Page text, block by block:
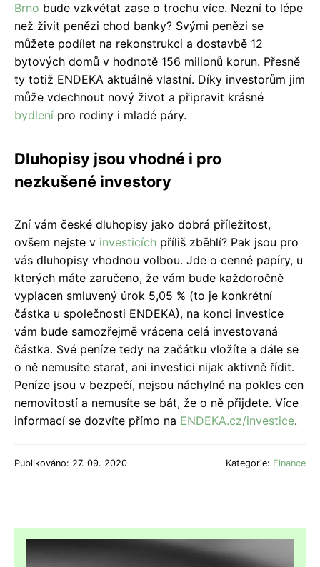
Brno bude vzkvétat zase o trochu více. Nezní to lépe
než živit penězi chod banky? Svými penězi se
můžete podílet na rekonstrukci a dostavbě 12
bytových domů v hodnotě 156 milionů korun. Přesně
ty totiž ENDEKA aktuálně vlastní. Díky investorům jim
může vdechnout nový život a připravit krásné
bydlení pro rodiny i mladé páry.
Dluhopisy jsou vhodné i pro
nezkušené investory
Zní vám české dluhopisy jako dobrá příležitost,
ovšem nejste v investicích příliš zběhlí? Pak jsou pro
vás dluhopisy vhodnou volbou. Jde o cenné papíry, u
kterých máte zaručeno, že vám bude každoročně
vyplacen smluvený úrok 5,05 % (to je konkrétní
částka u společnosti ENDEKA), na konci investice
vám bude samozřejmě vrácena celá investovaná
částka. Své peníze tedy na začátku vložíte a dále se
o ně nemusíte starat, ani investici nijak aktivně řídit.
Peníze jsou v bezpečí, nejsou náchylné na pokles cen
nemovitostí a nemusíte se bát, že o ně přijdete. Více
informací se dozvíte přímo na ENDEKA.cz/investice.
Publikováno: 27. 09. 2020 Kategorie: Finance